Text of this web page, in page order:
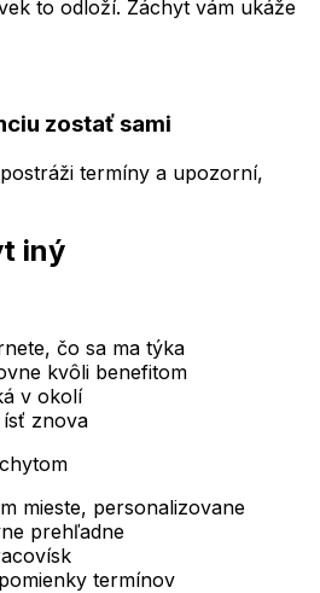
to odloží. Záchyt vám ukáže
zostať sami
termíny a upozorní,
iný
čo sa ma týka
kvôli benefitom
v okolí
ísť znova
mieste, personalizovane
prehľadne
termínov